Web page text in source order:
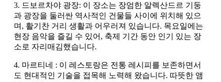
3. 드보르차야 광장: 이 장소는 장엄한 알렉산드르 기둥
과 광장을 둘러싼 역사적인 건물들 사이에 위치해 있으
며, 활기찬 거리 생활과 어우러져 있습니다. 목요일에는
현장 음악을 즐길 수 있어, 축제 기간 동안 인기 있는 장
소로 자리매김했습니다.
4. 마르티네 : 이 레스토랑은 전통 레시피를 보존하면서
도 현대적인 기술을 접목해 노력해 왔습니다. 따뜻한 앰